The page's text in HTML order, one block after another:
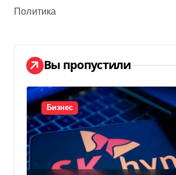
Политика
Вы пропустили
Бизнес